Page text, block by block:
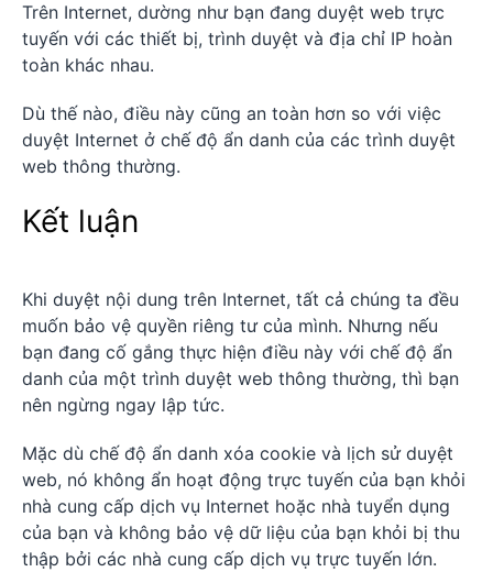
Trên Internet, dường như bạn đang duyệt web trực
tuyến với các thiết bị, trình duyệt và địa chỉ IP hoàn
toàn khác nhau.
Dù thế nào, điều này cũng an toàn hơn so với việc
duyệt Internet ở chế độ ẩn danh của các trình duyệt
web thông thường.
Kết luận
Khi duyệt nội dung trên Internet, tất cả chúng ta đều
muốn bảo vệ quyền riêng tư của mình. Nhưng nếu
bạn đang cố gắng thực hiện điều này với chế độ ẩn
danh của một trình duyệt web thông thường, thì bạn
nên ngừng ngay lập tức.
Mặc dù chế độ ẩn danh xóa cookie và lịch sử duyệt
web, nó không ẩn hoạt động trực tuyến của bạn khỏi
nhà cung cấp dịch vụ Internet hoặc nhà tuyển dụng
của bạn và không bảo vệ dữ liệu của bạn khỏi bị thu
thập bởi các nhà cung cấp dịch vụ trực tuyến lớn.